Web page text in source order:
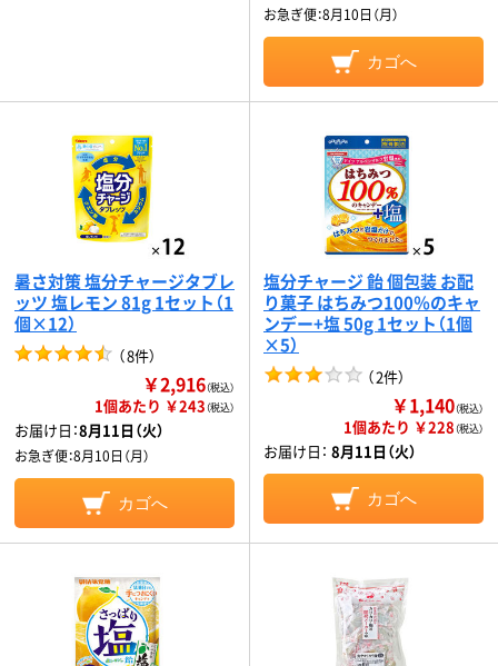
お急ぎ便：8月10日（月）
カゴへ
暑さ対策 塩分チャージタブレ
ッツ 塩レモン 81g 1セット（1
個×12）
（8件）
￥2,916（税込）
1個あたり ￥243（税込）
お届け日：8月11日（火）
お急ぎ便：8月10日（月）
カゴへ
塩分チャージ 飴 個包装 お配
り菓子 はちみつ100％のキャ
ンデー+塩 50g 1セット（1個
×5）
（2件）
￥1,140（税込）
1個あたり ￥228（税込）
お届け日： 8月11日（火）
カゴへ